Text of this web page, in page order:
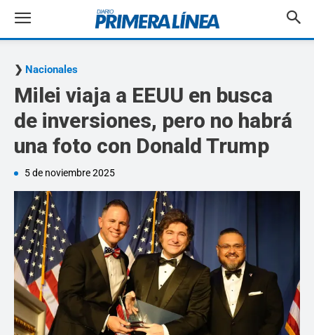
Nacionales
Milei viaja a EEUU en busca
de inversiones, pero no habrá
una foto con Donald Trump
5 de noviembre 2025